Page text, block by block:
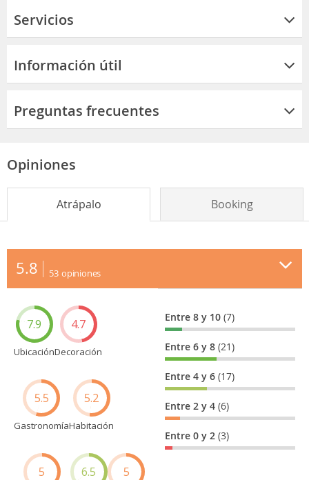
Servicios
Información útil
Preguntas frecuentes
Opiniones
Atrápalo Booking
5.8 53 opiniones
7.9
Ubicación
4.7
Decoración
5.5
Gastronomía
5.2
Habitación
5 6.5 5
Entre 8 y 10(7)
Entre 6 y 8(21)
Entre 4 y 6(17)
Entre 2 y 4(6)
Entre 0 y 2(3)